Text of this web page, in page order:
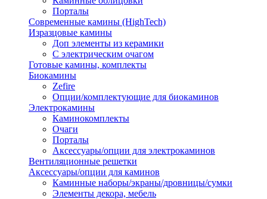
Порталы
Современные камины (HighTech)
Изразцовые камины
Доп элементы из керамики
С электрическим очагом
Готовые камины, комплекты
Биокамины
Zefire
Опции/комплектующие для биокаминов
Электрокамины
Каминокомплекты
Очаги
Порталы
Аксессуары/опции для электрокаминов
Вентиляционные решетки
Аксессуары/опции для каминов
Каминные наборы/экраны/дровницы/сумки
Элементы декора, мебель